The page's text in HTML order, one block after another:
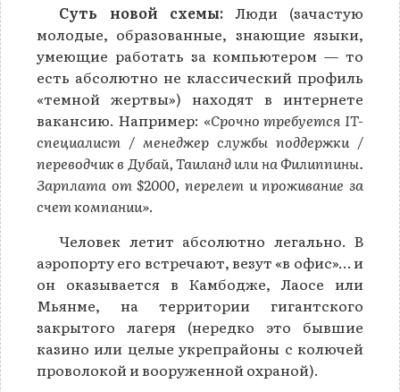
Суть новой схемы: Люди (зачастую
молодые, образованные, знающие языки,
умеющие работать за компьютером — то
есть абсолютно не классический профиль
«темной жертвы») находят в интернете
вакансию. Например: «Срочно требуется IT-
специалист / менеджер службы поддержки /
переводчик в Дубай, Таиланд или на Филиппины.
Зарплата от $2000, перелет и проживание за
счет компании».
Человек летит абсолютно легально. В
аэропорту его встречают, везут «в офис»… и
он оказывается в Камбодже, Лаосе или
Мьянме, на территории гигантского
закрытого лагеря (нередко это бывшие
казино или целые укрепрайоны с колючей
проволокой и вооруженной охраной).